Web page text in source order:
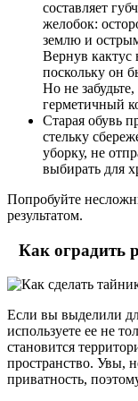
составляет
желобок:
землю и
Вернув кактус
поскольку он
Но не
герметичный
Старая обувь
стельку
уборку, не
выбирать для
Попробуйте
результатом.
Как оградить
Если вы выделили
используете ее не
становится
пространство. Увы,
приватность,